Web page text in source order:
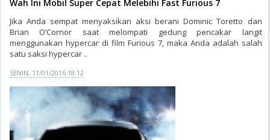
Wah Ini Mobil Super Cepat Melebihi Fast Furious 7
Jika Anda sempat menyaksikan aksi berani Dominic Toretto dan
Brian O’Cornor saat melompati gedung pencakar langit
menggunakan hypercar di film Furious 7, maka Anda adalah salah
satu saksi hypercar ..
SENIN, 11/01/2016 18:12